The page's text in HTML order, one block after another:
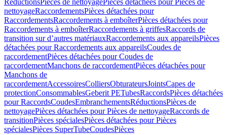
RéductionsPièces de nettoyagePièces détachées pour Pièces de
nettoyageRaccordementsPièces détachées pour
RaccordementsRaccordements à emboîterPièces détachées pour
Raccordements à emboîterRaccordements à griffesRaccords de
transition sur d’autres matériauxRaccordements aux appareilsPièces
détachées pour Raccordements aux appareilsCoudes de
raccordementPièces détachées pour Coudes de
raccordementManchons de raccordementPièces détachées pour
Manchons de
raccordementAccessoiresColliersObturateursJointsCapes de
protectionConsommablesGeberit PETubesRaccordsPièces détachées
pour RaccordsCoudesEmbranchementsRéductionsPièces de
nettoyagePièces détachées pour Pièces de nettoyageRaccords de
transitionPièces spécialesPièces détachées pour Pièces
spécialesPièces SuperTubeCoudesPièces